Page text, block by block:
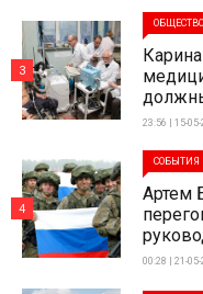
ОБЩЕСТВО
23:56 | 15-
3
СОБЫТИЯ
Артем
00:28 | 21-
4